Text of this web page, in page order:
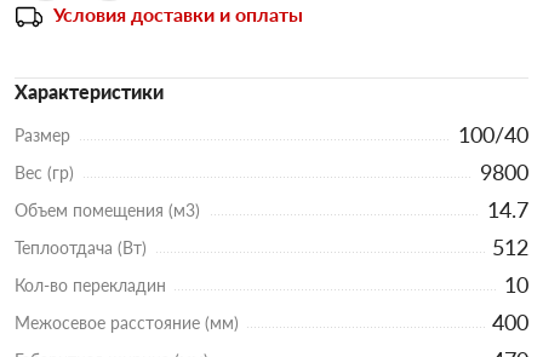
Условия доставки и оплаты
Характеристики
Размер 100/40
Вес (гр) 9800
Объем помещения (м3) 14.7
Теплоотдача (Вт) 512
Кол-во перекладин 10
Межосевое расстояние (мм) 400